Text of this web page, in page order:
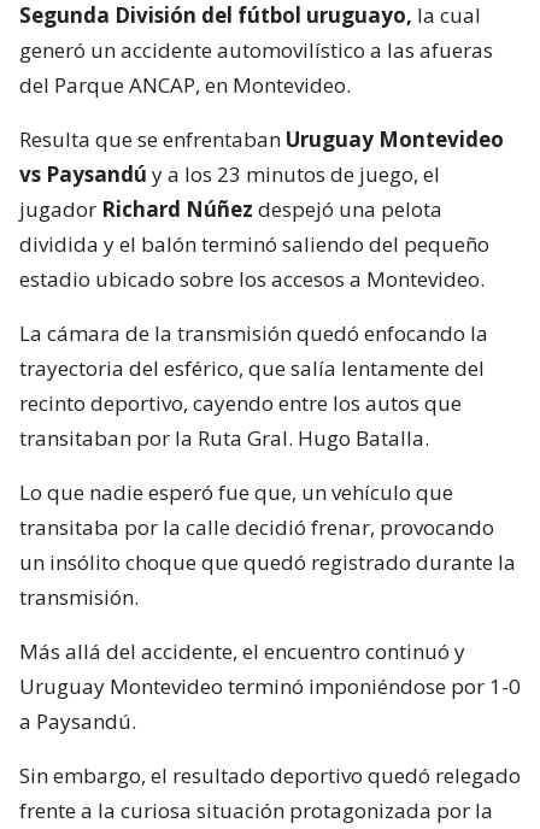
Segunda División del fútbol uruguayo, la cual
generó un accidente automovilístico a las afueras
del Parque ANCAP, en Montevideo.
Resulta que se enfrentaban Uruguay Montevideo
vs Paysandú y a los 23 minutos de juego, el
jugador Richard Núñez despejó una pelota
dividida y el balón terminó saliendo del pequeño
estadio ubicado sobre los accesos a Montevideo.
La cámara de la transmisión quedó enfocando la
trayectoria del esférico, que salía lentamente del
recinto deportivo, cayendo entre los autos que
transitaban por la Ruta Gral. Hugo Batalla.
Lo que nadie esperó fue que, un vehículo que
transitaba por la calle decidió frenar, provocando
un insólito choque que quedó registrado durante la
transmisión.
Más allá del accidente, el encuentro continuó y
Uruguay Montevideo terminó imponiéndose por 1-0
a Paysandú.
Sin embargo, el resultado deportivo quedó relegado
frente a la curiosa situación protagonizada por la